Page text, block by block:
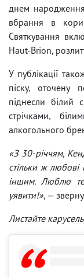
днем
вбрання в
Святкування
Haut-Brion,
У публікації
піску, оточену
піднесли білий
стрічками,
алкогольного
«З 30-річчям,
стільки ж любові
іншим. Люблю
уявити!», —
Листайте